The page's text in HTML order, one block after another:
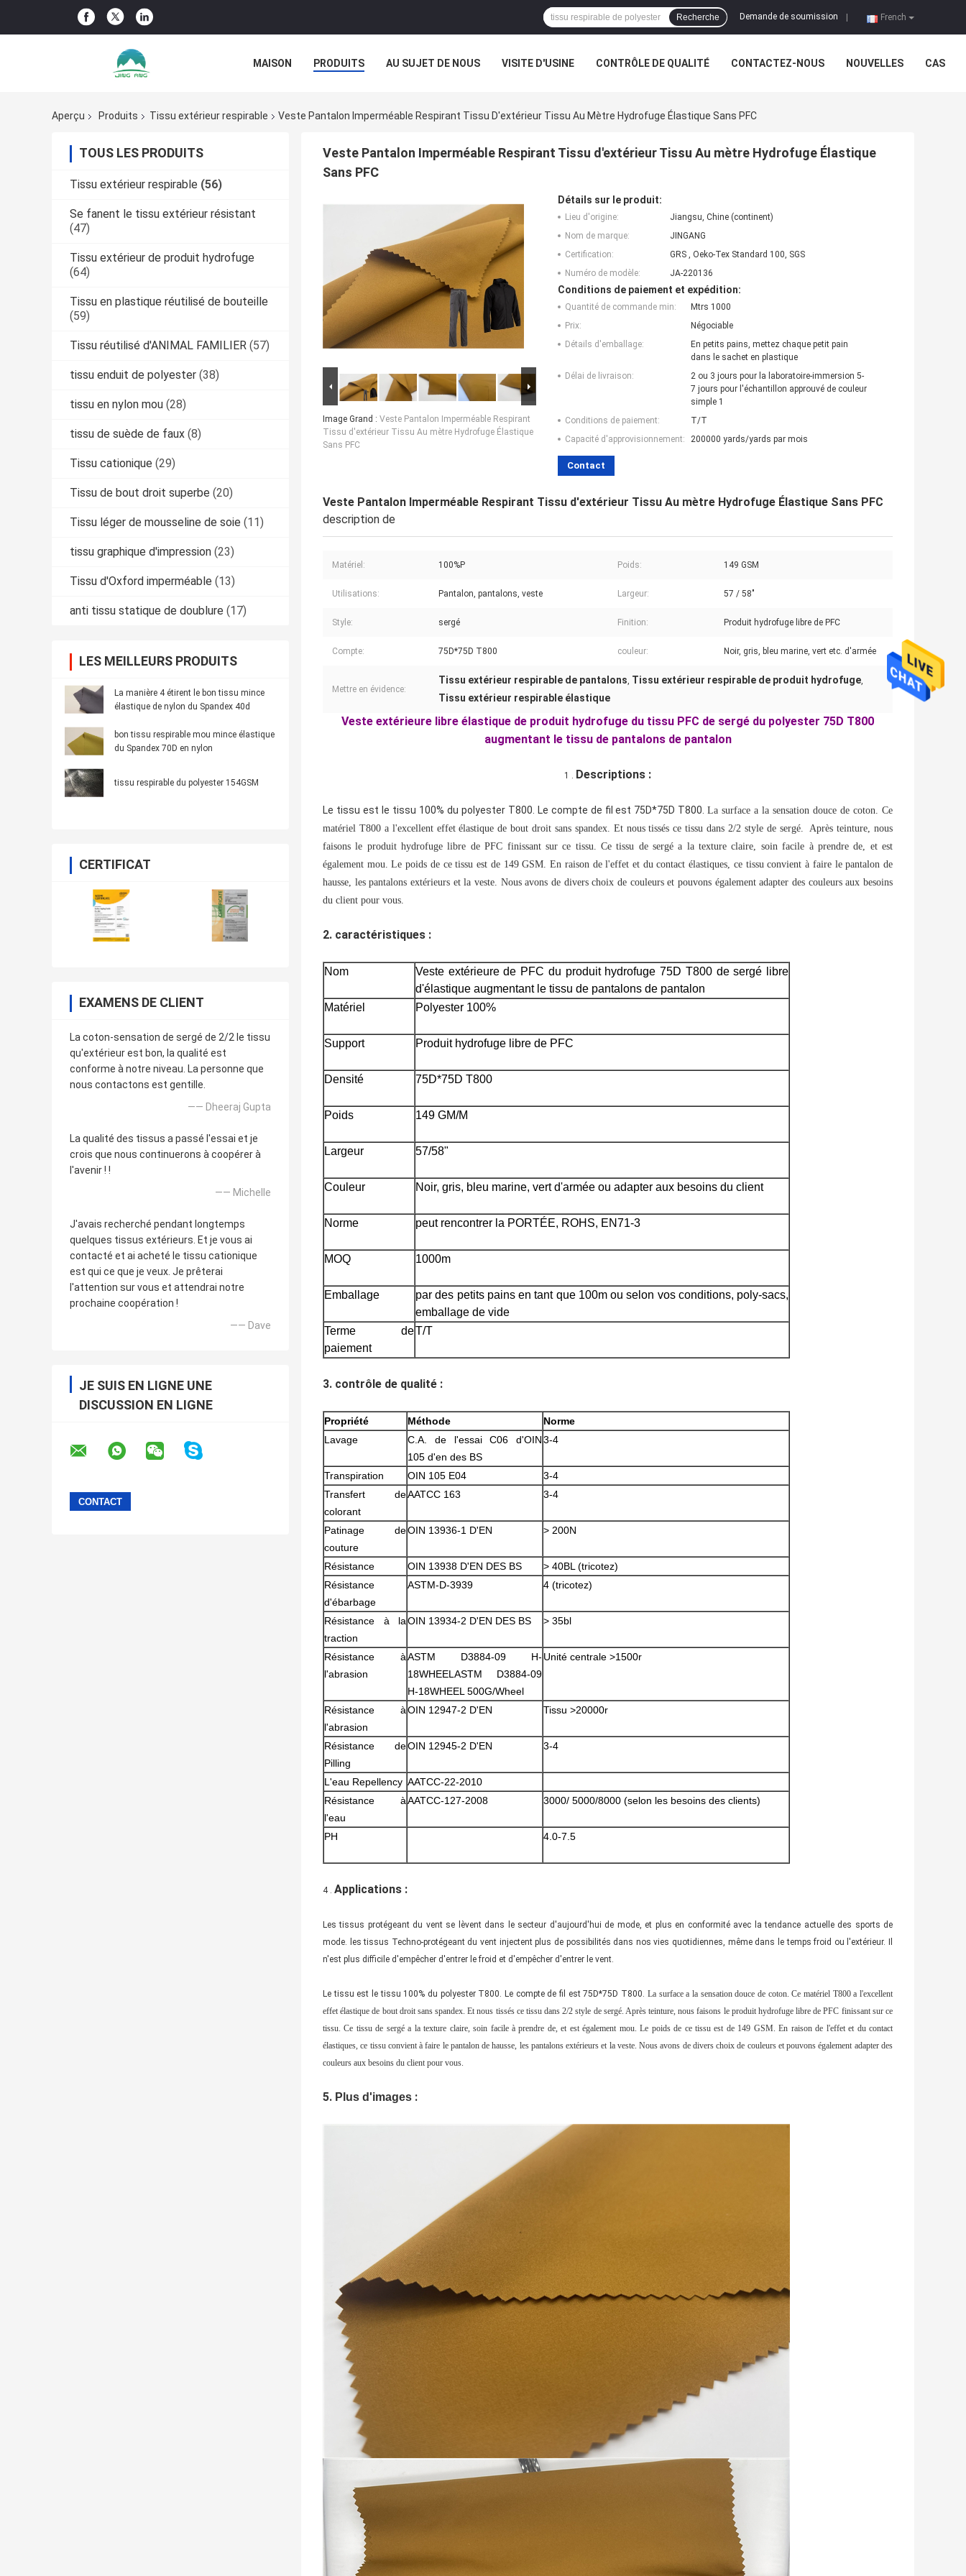
French
Demande de soumission
Recherche
MAISON PRODUITS AU SUJET DE NOUS VISITE D'USINE CONTRÔLE DE QUALITÉ CONTACTEZ-NOUS NOUVELLES CAS
Aperçu
Produits Tissu extérieur respirable Veste Pantalon Imperméable Respirant Tissu D'extérieur Tissu Au Mètre Hydrofuge Élastique Sans PFC
TOUS LES PRODUITS
Tissu extérieur respirable (56)
Se fanent le tissu extérieur résistant
(47)
Tissu extérieur de produit hydrofuge
(64)
Tissu en plastique réutilisé de bouteille
(59)
Tissu réutilisé d'ANIMAL FAMILIER (57)
tissu enduit de polyester (38)
tissu en nylon mou (28)
tissu de suède de faux (8)
Tissu cationique (29)
Tissu de bout droit superbe (20)
Tissu léger de mousseline de soie (11)
tissu graphique d'impression (23)
Tissu d'Oxford imperméable (13)
anti tissu statique de doublure (17)
LES MEILLEURS PRODUITS
La manière 4 étirent le bon tissu mince
élastique de nylon du Spandex 40d
bon tissu respirable mou mince élastique
du Spandex 70D en nylon
tissu respirable du polyester 154GSM
CERTIFICAT
EXAMENS DE CLIENT
La coton-sensation de sergé de 2/2 le tissu
qu'extérieur est bon, la qualité est
conforme à notre niveau. La personne que
nous contactons est gentille.
—— Dheeraj Gupta
La qualité des tissus a passé l'essai et je
crois que nous continuerons à coopérer à
l'avenir ! !
—— Michelle
J'avais recherché pendant longtemps
quelques tissus extérieurs. Et je vous ai
contacté et ai acheté le tissu cationique
est qui ce que je veux. Je prêterai
l'attention sur vous et attendrai notre
prochaine coopération !
—— Dave
JE SUIS EN LIGNE UNE
DISCUSSION EN LIGNE
Veste Pantalon Imperméable Respirant Tissu d'extérieur Tissu Au mètre Hydrofuge Élastique
Sans PFC
Image Grand : Veste Pantalon Imperméable Respirant
Tissu d'extérieur Tissu Au mètre Hydrofuge Élastique
Sans PFC
Détails sur le produit:
Lieu d'origine:
Jiangsu, Chine (continent)
Nom de marque:
JINGANG
Certification:
GRS , Oeko-Tex Standard 100, SGS
Numéro de modèle:
JA-220136
Conditions de paiement et expédition:
Quantité de commande min:
Mtrs 1000
Prix:
Négociable
Détails d'emballage:
En petits pains, mettez chaque petit pain
dans le sachet en plastique
Délai de livraison:
2 ou 3 jours pour la laboratoire-immersion 5-
7 jours pour l'échantillon approuvé de couleur
simple 1
Conditions de paiement:
T/T
Capacité d'approvisionnement:
200000 yards/yards par mois
Contact
Veste Pantalon Imperméable Respirant Tissu d'extérieur Tissu Au mètre Hydrofuge Élastique Sans PFC
description de
Matériel: 100%P Poids: 149 GSM
Utilisations: Pantalon, pantalons, veste Largeur: 57 / 58"
Style: sergé Finition: Produit hydrofuge libre de PFC
Compte: 75D*75D T800 couleur: Noir, gris, bleu marine, vert etc. d'armée
Mettre en évidence:
Tissu extérieur respirable de pantalons, Tissu extérieur respirable de produit hydrofuge,
Tissu extérieur respirable élastique
Veste extérieure libre élastique de produit hydrofuge du tissu PFC de sergé du polyester 75D T800
augmentant le tissu de pantalons de pantalon
1 . Descriptions :
Le tissu est le tissu 100% du polyester T800. Le compte de fil est 75D*75D T800.La surface a la sensation douce de coton. Ce
matériel T800 a l'excellent effet élastique de bout droit sans spandex. Et nous tissés ce tissu dans 2/2 style de sergé. Après teinture, nous
faisons le produit hydrofuge libre de PFC finissant sur ce tissu. Ce tissu de sergé a la texture claire, soin facile à prendre de, et est
également mou. Le poids de ce tissu est de 149 GSM. En raison de l'effet et du contact élastiques, ce tissu convient à faire le pantalon de
hausse, les pantalons extérieurs et la veste. Nous avons de divers choix de couleurs et pouvons également adapter des couleurs aux besoins
du client pour vous.
2. caractéristiques :
Nom Veste extérieurede PFC du produit hydrofuge 75D T800 de sergé
libre
d'élastique augmentant le tissu de pantalons de pantalon
Matériel
Polyester 100%
Support Produit hydrofuge libre de PFC
Densité 75D*75D T800
Poids 149 GM/M
Largeur 57/58"
Couleur Noir, gris, bleu marine, vert d'armée ou adapter aux besoins du client
Norme peut rencontrer la PORTÉE, ROHS, EN71-3
MOQ 1000m
Emballage
par des petits pains en tant que 100m ou selon vos conditions, poly-sacs,
emballage de vide
Terme de
paiement
T/T
3. contrôle de qualité :
Propriété Méthode
Norme
Lavage
C.A. de l'essai C06 d'OIN
105 d'en des BS
3-4
Transpiration OIN 105 E04
3-4
Transfert de
colorant
AATCC 163 3-4
Patinage de
couture
OIN 13936-1 D'EN > 200N
Résistance OIN 13938 D'EN DES BS
> 40BL (tricotez)
Résistance
d'ébarbage
ASTM-D-3939 4 (tricotez)
Résistance à la
traction
OIN 13934-2 D'EN DES BS > 35bl
Résistance à
l'abrasion
ASTM D3884-09 H-
18WHEELASTM D3884-09
H-18WHEEL 500G/Wheel
Unité centrale >1500r
Résistance à
l'abrasion
OIN 12947-2 D'EN Tissu >20000r
Résistance de
Pilling
OIN 12945-2 D'EN 3-4
L'eau Repellency AATCC-22-2010
Résistance à
l'eau
AATCC-127-2008 3000/ 5000/8000 (selon les besoins des clients)
PH 4.0-7.5
4 . Applications :
Les tissus protégeant du vent se lèvent dans le secteur d'aujourd'hui de mode, et plus en conformité avec la tendance actuelle des sports de
mode. les tissus Techno-protégeant du vent injectent plus de possibilités dans nos vies quotidiennes, même dans le temps froid ou l'extérieur. Il
n'est plus difficile d'empêcher d'entrer le froid et d'empêcher d'entrer le vent.
Le tissu est le tissu 100% du polyester T800. Le compte de fil est 75D*75D T800. La surface a la sensation douce de coton. Ce matériel T800 a l'excellent
effet élastique de bout droit sans spandex. Et nous tissés ce tissu dans 2/2 style de sergé. Après teinture, nous faisons le produit hydrofuge libre de PFC finissant sur ce
tissu. Ce tissu de sergé a la texture claire, soin facile à prendre de, et est également mou. Le poids de ce tissu est de 149 GSM. En raison de l'effet et du contact
élastiques, ce tissu convient à faire le pantalon de hausse, les pantalons extérieurs et la veste. Nous avons de divers choix de couleurs et pouvons également adapter des
couleurs aux besoins du client pour vous.
5. Plus d'images :